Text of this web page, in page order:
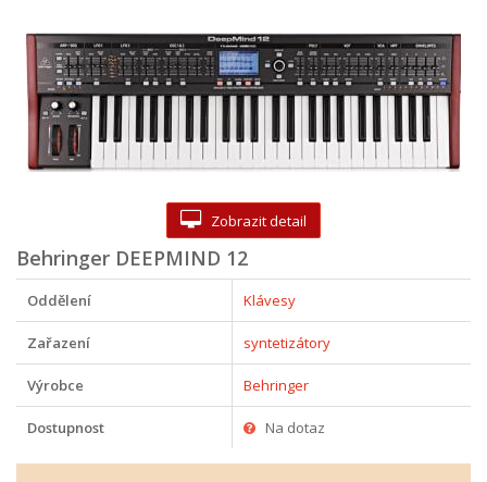
Zobrazit detail
Behringer DEEPMIND 12
Oddělení Klávesy
Zařazení syntetizátory
Výrobce Behringer
Dostupnost Na dotaz